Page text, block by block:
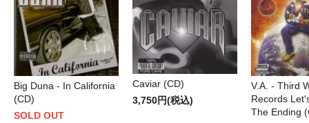
Big Duna - In California
(CD)
SOLD OUT
Caviar (CD)
3,750円(税込)
V.A. - Third
Records
The Ending